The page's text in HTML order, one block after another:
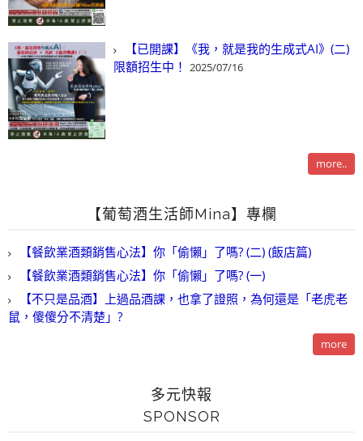
【已開課】《我，就是我的生成式AI》(二)
限額招生中！ 2025/07/16
more..
【葡萄酒生活師Mina】專欄
【餐飲業酒類銷售心法】你「偷懶」了嗎? (二) (飯店篇)
【餐飲業酒類銷售心法】你「偷懶」了嗎? (一)
【不只是品酒】上過品酒課，也拿了證照，為何還是「老虎老
鼠，傻傻分不清楚」?
more
多元快報
SPONSOR